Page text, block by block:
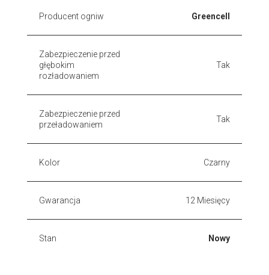
Producent ogniw Greencell
Zabezpieczenie przed
głębokim
rozładowaniem
Tak
Zabezpieczenie przed
przeładowaniem
Tak
Kolor Czarny
Gwarancja 12 Miesięcy
Stan Nowy